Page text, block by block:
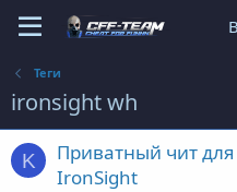
Теги
ironsight wh
K
Приватный чит
IronSight